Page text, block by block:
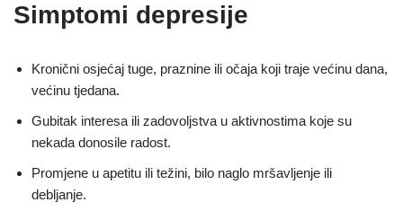
Simptomi depresije
Kronični osjećaj tuge, praznine ili očaja koji traje većinu dana,
većinu tjedana.
Gubitak interesa ili zadovoljstva u aktivnostima koje su
nekada donosile radost.
Promjene u apetitu ili težini, bilo naglo mršavljenje ili
debljanje.